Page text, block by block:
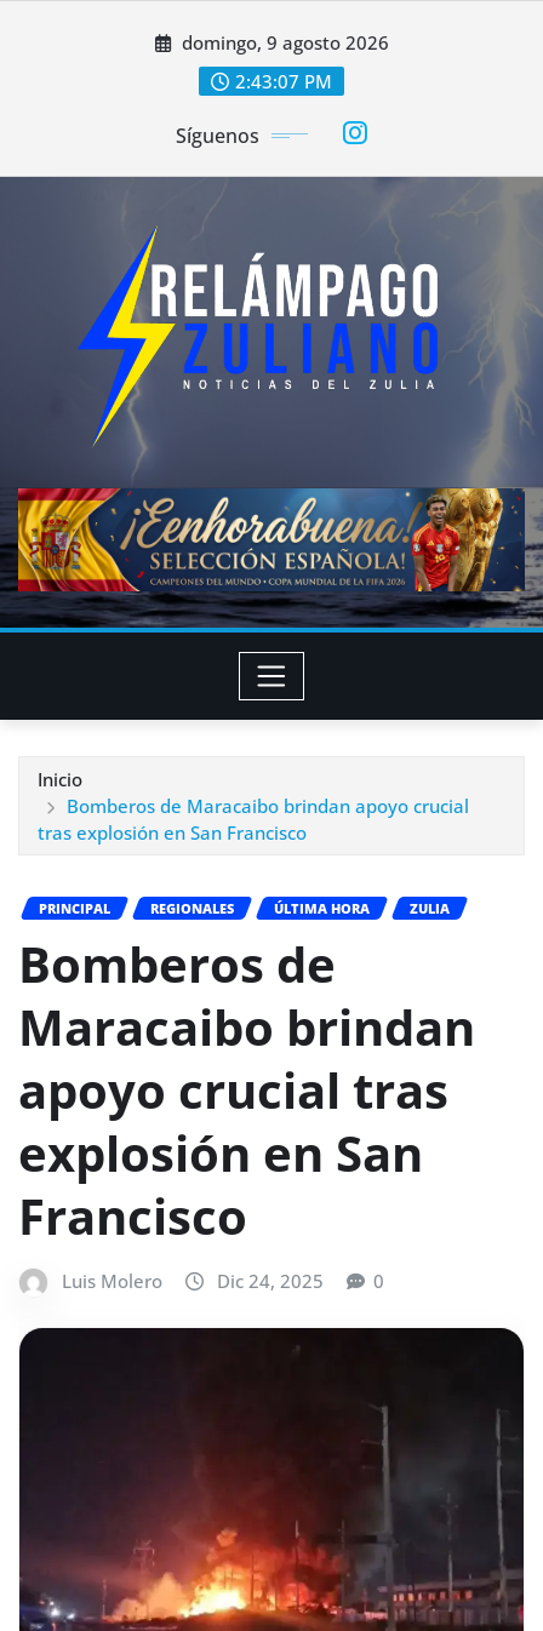
domingo, 9 agosto 2026
2:43:10 PM
Síguenos
Inicio
Bomberos de Maracaibo brindan apoyo crucial
tras explosión en San Francisco
PRINCIPAL REGIONALES ÚLTIMA HORA ZULIA
Bomberos de
Maracaibo brindan
apoyo crucial tras
explosión en San
Francisco
Luis Molero Dic 24, 2025 0